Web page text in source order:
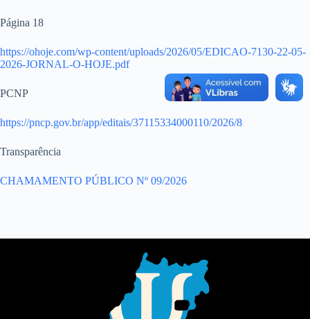
Página 18
https://ohoje.com/wp-content/uploads/2026/05/EDICAO-7130-22-05-
2026-JORNAL-O-HOJE.pdf
PCNP
https://pncp.gov.br/app/editais/37115334000110/2026/8
Transparência
CHAMAMENTO PÚBLICO Nº 09/2026